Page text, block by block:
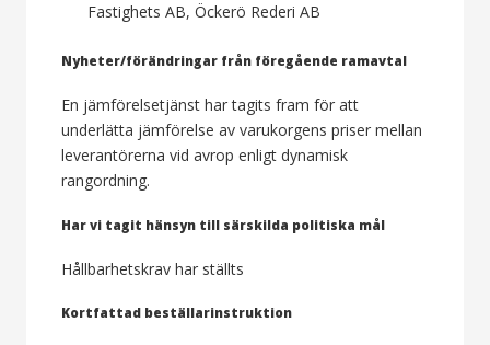
Fastighets AB, Öckerö Rederi AB
Nyheter/förändringar från föregående ramavtal
En jämförelsetjänst har tagits fram för att
underlätta jämförelse av varukorgens priser mellan
leverantörerna vid avrop enligt dynamisk
rangordning.
Har vi tagit hänsyn till särskilda politiska mål
Hållbarhetskrav har ställts
Kortfattad beställarinstruktion